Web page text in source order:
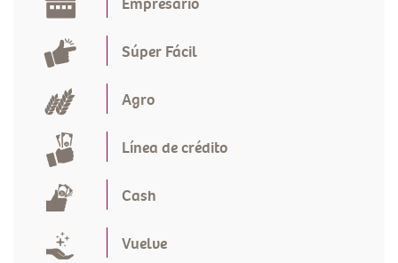
Súper Fácil
Agro
Línea de crédito
Cash
Vuelve